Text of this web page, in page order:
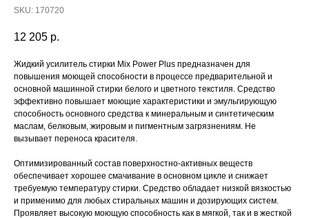
SKU: 170720
12 205 р.
Жидкий усилитель стирки Mix Power Plus предназначен для
повышения моющей способности в процессе предварительной и
основной машинной стирки белого и цветного текстиля. Средство
эффективно повышает моющие характеристики и эмульгирующую
способность основного средства к минеральным и синтетическим
маслам, белковым, жировым и пигментным загрязнениям. Не
вызывает переноса красителя.
Оптимизированный состав поверхностно-активных веществ
обеспечивает хорошее смачивание в основном цикле и снижает
требуемую температуру стирки. Средство обладает низкой вязкостью
и применимо для любых стиральных машин и дозирующих систем.
Проявляет высокую моющую способность как в мягкой, так и в жесткой